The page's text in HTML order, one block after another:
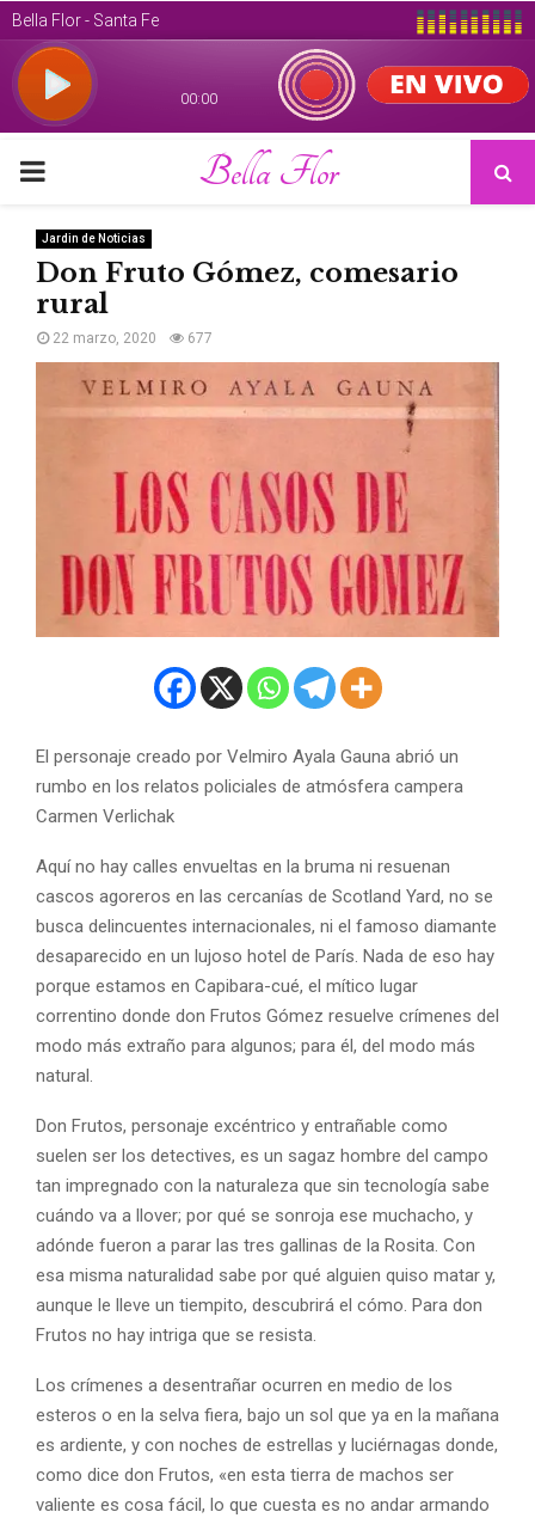
PRIMARY
MENU
Bella Flor
Jardin de Noticias
Don Fruto Gómez, comesario
rural
22 marzo, 2020 677
El personaje creado por Velmiro Ayala Gauna abrió un
rumbo en los relatos policiales de atmósfera campera
Carmen Verlichak
Aquí no hay calles envueltas en la bruma ni resuenan
cascos agoreros en las cercanías de Scotland Yard, no se
busca delincuentes internacionales, ni el famoso diamante
desaparecido en un lujoso hotel de París. Nada de eso hay
porque estamos en Capibara-cué, el mítico lugar
correntino donde don Frutos Gómez resuelve crímenes del
modo más extraño para algunos; para él, del modo más
natural.
Don Frutos, personaje excéntrico y entrañable como
suelen ser los detectives, es un sagaz hombre del campo
tan impregnado con la naturaleza que sin tecnología sabe
cuándo va a llover; por qué se sonroja ese muchacho, y
adónde fueron a parar las tres gallinas de la Rosita. Con
esa misma naturalidad sabe por qué alguien quiso matar y,
aunque le lleve un tiempito, descubrirá el cómo. Para don
Frutos no hay intriga que se resista.
Los crímenes a desentrañar ocurren en medio de los
esteros o en la selva fiera, bajo un sol que ya en la mañana
es ardiente, y con noches de estrellas y luciérnagas donde,
como dice don Frutos, «en esta tierra de machos ser
valiente es cosa fácil, lo que cuesta es no andar armando